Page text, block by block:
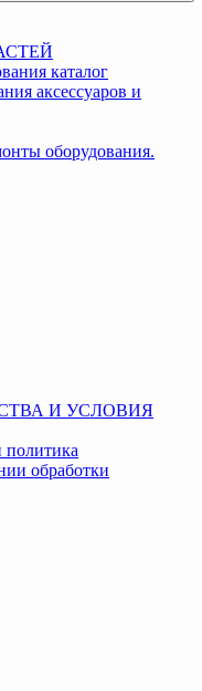
каталог
аксессуаров и
оборудования.
И УСЛОВИЯ
политика
обработки